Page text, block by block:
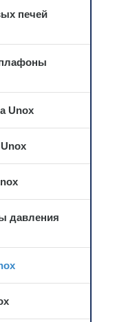
печей
Unox
давления